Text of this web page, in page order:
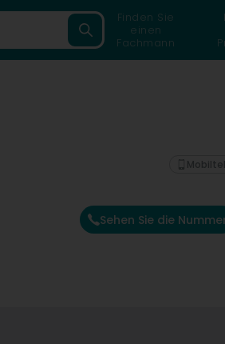
Finden Sie
einen
Fachmann
Sehen Sie die